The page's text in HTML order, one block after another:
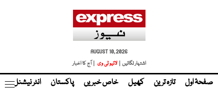
AUGUST 10, 2026
اشتہار لگائیں |
لائیو ٹی وی | آج کا اخبار
صفحۂ اول تازہ ترین کھیل خاص خبریں پاکستان انٹر نیشنل